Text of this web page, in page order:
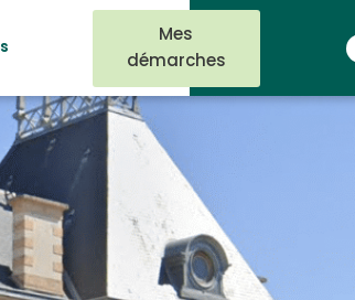
Mes
démarches